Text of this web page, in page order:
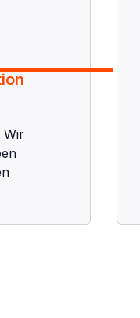
Wir